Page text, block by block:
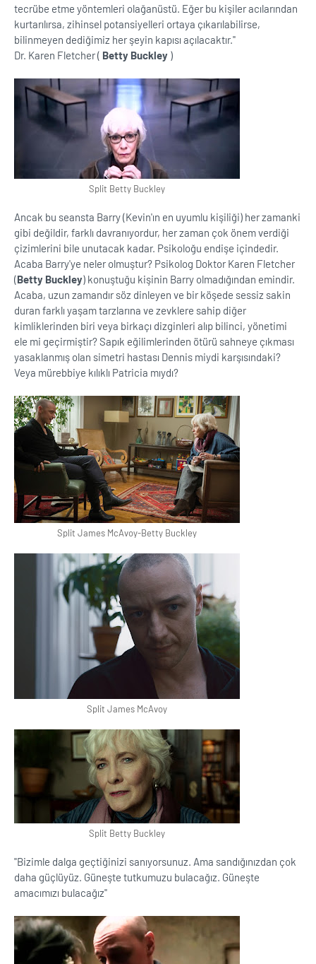
tecrübe etme yöntemleri olağanüstü. Eğer bu kişiler acılarından
kurtarılırsa, zihinsel potansiyelleri ortaya çıkarılabilirse,
bilinmeyen dediğimiz her şeyin kapısı açılacaktır.''
Dr. Karen Fletcher ( Betty Buckley )
Split Betty Buckley
Ancak bu seansta Barry (Kevin'ın en uyumlu kişiliği) her zamanki
gibi değildir, farklı davranıyordur, her zaman çok önem verdiği
çizimlerini bile unutacak kadar. Psikoloğu endişe içindedir.
Acaba Barry'ye neler olmuştur? Psikolog Doktor Karen Fletcher
(Betty Buckley) konuştuğu kişinin Barry olmadığından emindir.
Acaba, uzun zamandır söz dinleyen ve bir köşede sessiz sakin
duran farklı yaşam tarzlarına ve zevklere sahip diğer
kimliklerinden biri veya birkaçı dizginleri alıp bilinci, yönetimi
ele mi geçirmiştir? Sapık eğilimlerinden ötürü sahneye çıkması
yasaklanmış olan simetri hastası Dennis miydi karşısındaki?
Veya mürebbiye kılıklı Patricia mıydı?
Split James McAvoy-Betty Buckley
Split James McAvoy
Split Betty Buckley
''Bizimle dalga geçtiğinizi sanıyorsunuz. Ama sandığınızdan çok
daha güçlüyüz. Güneşte tutkumuzu bulacağız. Güneşte
amacımızı bulacağız''